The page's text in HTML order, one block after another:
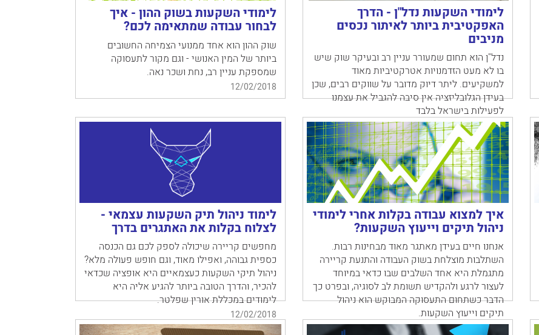
לימודי השקעות נדל"ן - הדרך
האפקטיבית ביותר לאיתור נכסים
מניבים
נדל"ן הוא תחום שמעורר עניין רב ובעיקר שוק שיש
בו לא מעט הזדמנויות אטרקטיביות מאוד
למשקיעים. ליתר דיוק מדובר על שווקים רבים, שכן
בעידן הגלובליזציה אין סיבה להגביל את עצמנו
לפעילות בישראל בלבד
12/02/2018
לימודי השקעות בשוק ההון - איך
לבחור עבודה שמתאימה לכם?
שוק ההון הוא אחד ממנועי הצמיחה החשובים
ביותר של המין האנושי - וגם מקור לתעסוקה
שמספקת עניין רב, נחת ושכר נאה.
12/02/2018
איך למצוא עבודה בקלות אחרי לימודי
ניהול תיקים וייעוץ השקעות?
אנחנו חיים בעידן מאתגר מאוד מבחינות רבות.
השתלבות מוצלחת בשוק העבודה והתנעת קריירה
מתגמלת היא אחד השלבים שבו כדאי במיוחד
לעצור לרגע ולהקדיש תשומת לב לסוגיה, ובפרט כך
הדבר כשתחום התעסוקה המבוקש הוא ניהול
תיקים וייעוץ השקעות.
12/02/2018
לימוד ניהול תיק השקעות עצמאי -
לצלוח בקלות את האתגרים בדרך
מחפשים קריירה שיכולה לספק לכם גם הכנסה
כספית גבוהה, ואפילו מאוד, וגם חופש פעולה מלא?
ניהול תיקי השקעות כעצמאיים היא אופציה שכדאי
להכיר, והדרך הטובה ביותר להגיע אליה היא
לימודים במכללת אורין שפלטר.
12/02/2018